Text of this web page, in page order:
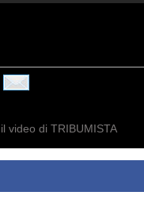
il video di TRIBUMISTA